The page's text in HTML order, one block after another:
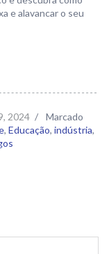
e alavancar o seu
2024 /
Marcado
, Educação, indústria,